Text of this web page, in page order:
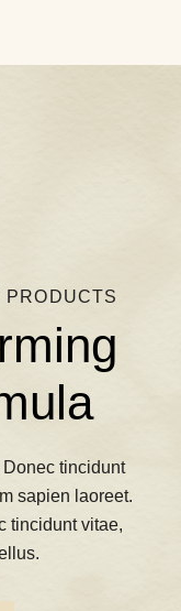
PRODUCTS
tincidunt
sapien laoreet.
tincidunt vitae,